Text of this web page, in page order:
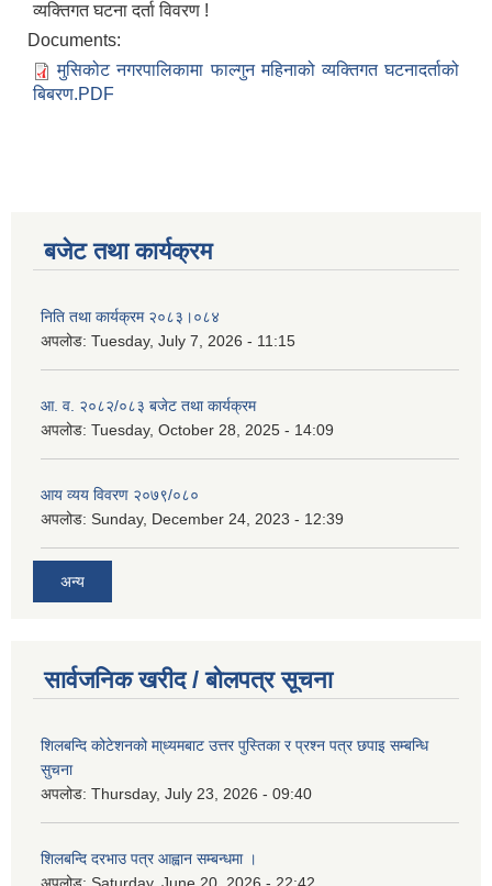
व्यक्तिगत घटना दर्ता विवरण !
Documents:
मुसिकोट नगरपालिकामा फाल्गुन महिनाको व्यक्तिगत घटनादर्ताको
बिबरण.PDF
बजेट तथा कार्यक्रम
निति तथा कार्यक्रम २०८३।०८४
अपलोड: Tuesday, July 7, 2026 - 11:15
आ. व. २०८२/०८३ बजेट तथा कार्यक्रम
अपलोड: Tuesday, October 28, 2025 - 14:09
आय व्यय विवरण २०७९/०८०
अपलोड: Sunday, December 24, 2023 - 12:39
अन्य
सार्वजनिक खरीद / बोलपत्र सूचना
शिलबन्दि कोटेशनको मा्ध्यमबाट उत्तर पुस्तिका र प्रश्न पत्र छपाइ सम्बन्धि
सुचना
अपलोड: Thursday, July 23, 2026 - 09:40
शिलबन्दि दरभाउ पत्र आह्वान सम्बन्धमा ।
अपलोड: Saturday, June 20, 2026 - 22:42